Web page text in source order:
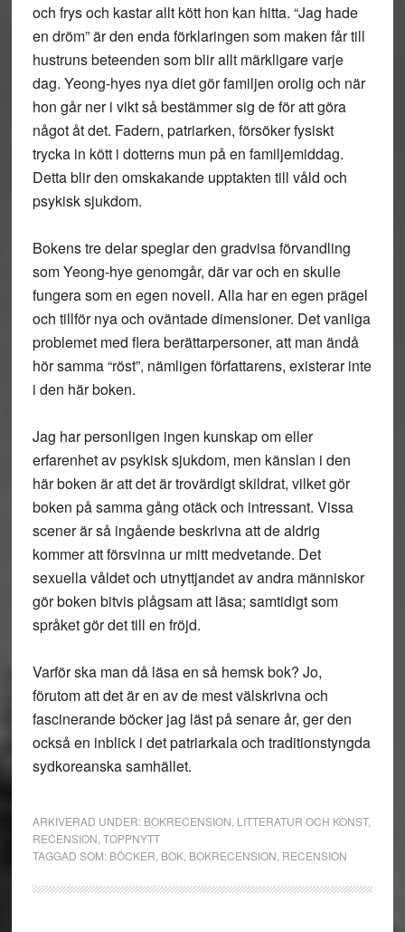
och frys och kastar allt kött hon kan hitta. “Jag hade
en dröm” är den enda förklaringen som maken får till
hustruns beteenden som blir allt märkligare varje
dag. Yeong-hyes nya diet gör familjen orolig och när
hon går ner i vikt så bestämmer sig de för att göra
något åt det. Fadern, patriarken, försöker fysiskt
trycka in kött i dotterns mun på en familjemiddag.
Detta blir den omskakande upptakten till våld och
psykisk sjukdom.
Bokens tre delar speglar den gradvisa förvandling
som Yeong-hye genomgår, där var och en skulle
fungera som en egen novell. Alla har en egen prägel
och tillför nya och oväntade dimensioner. Det vanliga
problemet med flera berättarpersoner, att man ändå
hör samma “röst”, nämligen författarens, existerar inte
i den här boken.
Jag har personligen ingen kunskap om eller
erfarenhet av psykisk sjukdom, men känslan i den
här boken är att det är trovärdigt skildrat, vilket gör
boken på samma gång otäck och intressant. Vissa
scener är så ingående beskrivna att de aldrig
kommer att försvinna ur mitt medvetande. Det
sexuella våldet och utnyttjandet av andra människor
gör boken bitvis plågsam att läsa; samtidigt som
språket gör det till en fröjd.
Varför ska man då läsa en så hemsk bok? Jo,
förutom att det är en av de mest välskrivna och
fascinerande böcker jag läst på senare år, ger den
också en inblick i det patriarkala och traditionstyngda
sydkoreanska samhället.
ARKIVERAD UNDER: BOKRECENSION LITTERATUR OCH KONST,
RECENSION TOPPNYTT
TAGGAD SOM: BÖCKER BOK, BOKRECENSION RECENSION